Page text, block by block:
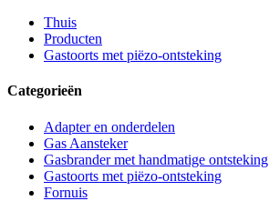
Thuis
Producten
Gastoorts met piëzo-ontsteking
Categorieën
Adapter en onderdelen
Gas Aansteker
Gasbrander met handmatige ontsteking
Gastoorts met piëzo-ontsteking
Fornuis